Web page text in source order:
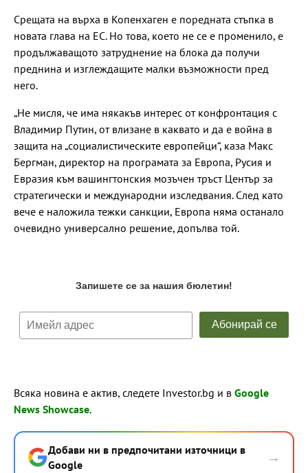
Срещата на върха в Копенхаген е поредната стъпка в
новата глава на ЕС. Но това, което не се е променило, е
продължаващото затруднение на блока да получи
преднина и изглеждащите малки възможности пред
него.
„Не мисля, че има някакъв интерес от конфронтация с
Владимир Путин, от влизане в каквато и да е война в
защита на „социалистическите европейци“, каза Макс
Бергман, директор на програмата за Европа, Русия и
Евразия към вашингтонския мозъчен тръст Център за
стратегически и международни изследвания. След като
вече е наложила тежки санкции, Европа няма останало
очевидно универсално решение, допълва той.
Всяка новина е актив, следете Investor.bg и в Google
News Showcase.
Добави ни в предпочитани източници в
Google
→